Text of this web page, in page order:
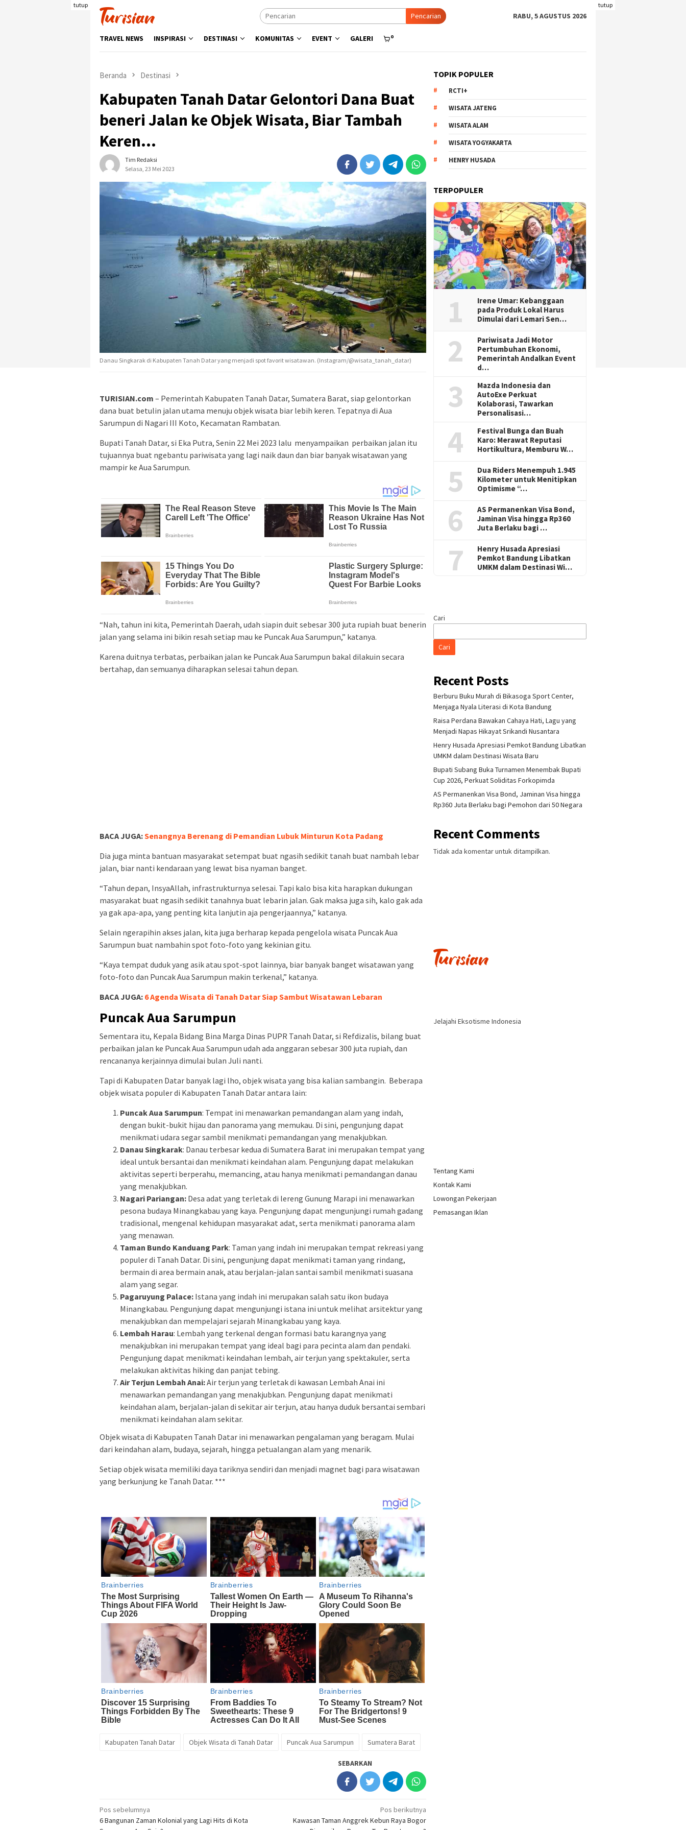
tutup tutup
Pencarian RABU, 5 AGUSTUS 2026
TRAVEL NEWS INSPIRASI DESTINASI KOMUNITAS EVENT GALERI 0
Beranda Destinasi
Kabupaten Tanah Datar Gelontori Dana Buat
beneri Jalan ke Objek Wisata, Biar Tambah
Keren…
Tim Redaksi
Selasa, 23 Mei 2023
Danau Singkarak di Kabupaten Tanah Datar yang menjadi spot favorit wisatawan. (Instagram/@wisata_tanah_datar)
TURISIAN.com – Pemerintah Kabupaten Tanah Datar, Sumatera Barat, siap gelontorkan
dana buat betulin jalan utama menuju objek wisata biar lebih keren. Tepatnya di Aua
Sarumpun di Nagari III Koto, Kecamatan Rambatan.
Bupati Tanah Datar, si Eka Putra, Senin 22 Mei 2023 lalu menyampaikan perbaikan jalan itu
tujuannya buat ngebantu pariwisata yang lagi naik daun dan biar banyak wisatawan yang
mampir ke Aua Sarumpun.
“Nah, tahun ini kita, Pemerintah Daerah, udah siapin duit sebesar 300 juta rupiah buat benerin
jalan yang selama ini bikin resah setiap mau ke Puncak Aua Sarumpun,” katanya.
Karena duitnya terbatas, perbaikan jalan ke Puncak Aua Sarumpun bakal dilakuin secara
bertahap, dan semuanya diharapkan selesai tahun depan.
BACA JUGA:Senangnya Berenang di Pemandian Lubuk Minturun Kota Padang
Dia juga minta bantuan masyarakat setempat buat ngasih sedikit tanah buat nambah lebar
jalan, biar nanti kendaraan yang lewat bisa nyaman banget.
“Tahun depan, InsyaAllah, infrastrukturnya selesai. Tapi kalo bisa kita harapkan dukungan
masyarakat buat ngasih sedikit tanahnya buat lebarin jalan. Gak maksa juga sih, kalo gak ada
ya gak apa-apa, yang penting kita lanjutin aja pengerjaannya,” katanya.
Selain ngerapihin akses jalan, kita juga berharap kepada pengelola wisata Puncak Aua
Sarumpun buat nambahin spot foto-foto yang kekinian gitu.
“Kaya tempat duduk yang asik atau spot-spot lainnya, biar banyak banget wisatawan yang
foto-foto dan Puncak Aua Sarumpun makin terkenal,” katanya.
BACA JUGA: 6 Agenda Wisata di Tanah Datar Siap Sambut Wisatawan Lebaran
Puncak Aua Sarumpun
Sementara itu, Kepala Bidang Bina Marga Dinas PUPR Tanah Datar, si Refdizalis, bilang buat
perbaikan jalan ke Puncak Aua Sarumpun udah ada anggaran sebesar 300 juta rupiah, dan
rencananya kerjainnya dimulai bulan Juli nanti.
Tapi di Kabupaten Datar banyak lagi lho, objek wisata yang bisa kalian sambangin. Beberapa
objek wisata populer di Kabupaten Tanah Datar antara lain:
Puncak Aua Sarumpun: Tempat ini menawarkan pemandangan alam yang indah,
dengan bukit-bukit hijau dan panorama yang memukau. Di sini, pengunjung dapat
menikmati udara segar sambil menikmati pemandangan yang menakjubkan.
Danau Singkarak: Danau terbesar kedua di Sumatera Barat ini merupakan tempat yang
ideal untuk bersantai dan menikmati keindahan alam. Pengunjung dapat melakukan
aktivitas seperti berperahu, memancing, atau hanya menikmati pemandangan danau
yang menakjubkan.
Nagari Pariangan: Desa adat yang terletak di lereng Gunung Marapi ini menawarkan
pesona budaya Minangkabau yang kaya. Pengunjung dapat mengunjungi rumah gadang
tradisional, mengenal kehidupan masyarakat adat, serta menikmati panorama alam
yang menawan.
Taman Bundo Kanduang Park: Taman yang indah ini merupakan tempat rekreasi yang
populer di Tanah Datar. Di sini, pengunjung dapat menikmati taman yang rindang,
bermain di area bermain anak, atau berjalan-jalan santai sambil menikmati suasana
alam yang segar.
Pagaruyung Palace: Istana yang indah ini merupakan salah satu ikon budaya
Minangkabau. Pengunjung dapat mengunjungi istana ini untuk melihat arsitektur yang
menakjubkan dan mempelajari sejarah Minangkabau yang kaya.
Lembah Harau: Lembah yang terkenal dengan formasi batu karangnya yang
menakjubkan ini merupakan tempat yang ideal bagi para pecinta alam dan pendaki.
Pengunjung dapat menikmati keindahan lembah, air terjun yang spektakuler, serta
melakukan aktivitas hiking dan panjat tebing.
Air Terjun Lembah Anai:Air terjun yang terletak di kawasan Lembah Anai ini
menawarkan pemandangan yang menakjubkan. Pengunjung dapat menikmati
keindahan alam, berjalan-jalan di sekitar air terjun, atau hanya duduk bersantai sembari
menikmati keindahan alam sekitar.
Objek wisata di Kabupaten Tanah Datar ini menawarkan pengalaman yang beragam. Mulai
dari keindahan alam, budaya, sejarah, hingga petualangan alam yang menarik.
Setiap objek wisata memiliki daya tariknya sendiri dan menjadi magnet bagi para wisatawan
yang berkunjung ke Tanah Datar. ***
Kabupaten Tanah Datar Objek Wisata di Tanah Datar Puncak Aua Sarumpun Sumatera Barat
SEBARKAN
Navigasi
pos
Pos sebelumnya
6 Bangunan Zaman Kolonial yang Lagi Hits di Kota
Pos berikutnya
Kawasan Taman Anggrek Kebun Raya Bogor
TOPIK POPULER
RCTI+
WISATA JATENG
WISATA ALAM
WISATA YOGYAKARTA
HENRY HUSADA
TERPOPULER
1
Irene Umar: Kebanggaan
pada Produk Lokal Harus
Dimulai dari Lemari Sen…
2
Pariwisata Jadi Motor
Pertumbuhan Ekonomi,
Pemerintah Andalkan Event
d…
3
Mazda Indonesia dan
AutoExe Perkuat
Kolaborasi, Tawarkan
Personalisasi…
4
Festival Bunga dan Buah
Karo: Merawat Reputasi
Hortikultura, Memburu W…
5
Dua Riders Menempuh 1.945
Kilometer untuk Menitipkan
Optimisme “…
6
AS Permanenkan Visa Bond,
Jaminan Visa hingga Rp360
Juta Berlaku bagi …
7
Henry Husada Apresiasi
Pemkot Bandung Libatkan
UMKM dalam Destinasi Wi…
Cari
Cari
Recent Posts
Berburu Buku Murah di Bikasoga Sport Center,
Menjaga Nyala Literasi di Kota Bandung
Raisa Perdana Bawakan Cahaya Hati, Lagu yang
Menjadi Napas Hikayat Srikandi Nusantara
Henry Husada Apresiasi Pemkot Bandung Libatkan
UMKM dalam Destinasi Wisata Baru
Bupati Subang Buka Turnamen Menembak Bupati
Cup 2026, Perkuat Soliditas Forkopimda
AS Permanenkan Visa Bond, Jaminan Visa hingga
Rp360 Juta Berlaku bagi Pemohon dari 50 Negara
Recent Comments
Tidak ada komentar untuk ditampilkan.
Jelajahi Eksotisme Indonesia
Tentang Kami
Kontak Kami
Lowongan Pekerjaan
Pemasangan Iklan